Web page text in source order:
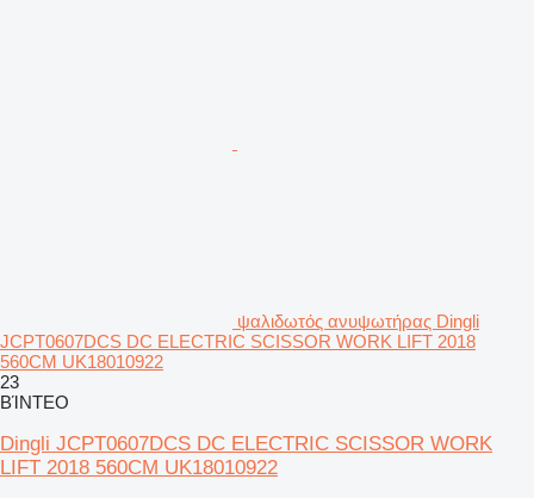
ψαλιδωτός ανυψωτήρας Dingli
JCPT0607DCS DC ELECTRIC SCISSOR WORK LIFT 2018
560CM UK18010922
23
ΒΊΝΤΕΟ
Dingli JCPT0607DCS DC ELECTRIC SCISSOR WORK
LIFT 2018 560CM UK18010922